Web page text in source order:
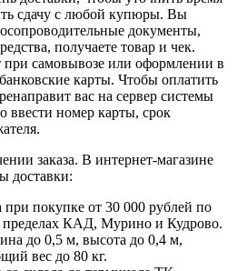
сдачу с любой купюры. Вы
документы,
получаете товар и чек.
при самовывозе или оформлении в
карты. Чтобы оплатить
вас на сервер системы
ввести номер карты, срок
заказа. В интернет-магазине
доставки:
при покупке от 30 000 рублей по
пределах КАД, Мурино и Кудрово.
до 0,5 м, высота до 0,4 м,
вес до 80 кг.